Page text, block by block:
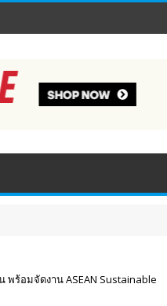
ร้อมจัดงาน ASEAN Sustainable